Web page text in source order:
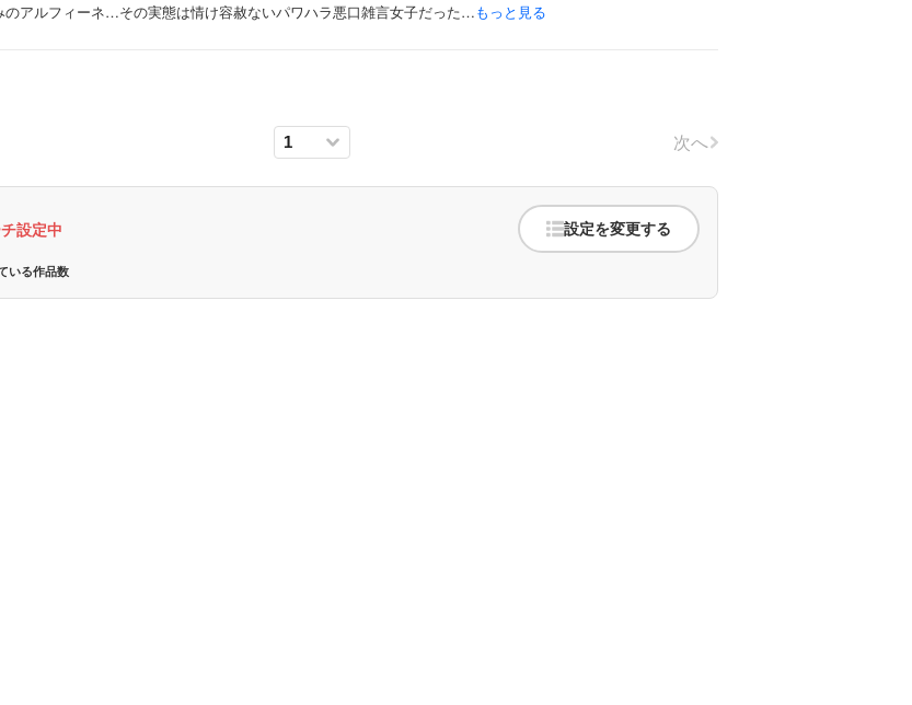
のアルフィーネ…その実態は情け容赦ないパワハラ悪口雑言女子だった…もっと見る
次へ
設定中 設定を変更する
いる作品数